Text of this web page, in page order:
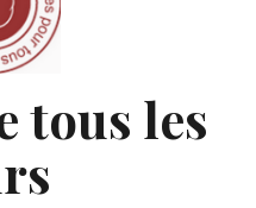
tous les